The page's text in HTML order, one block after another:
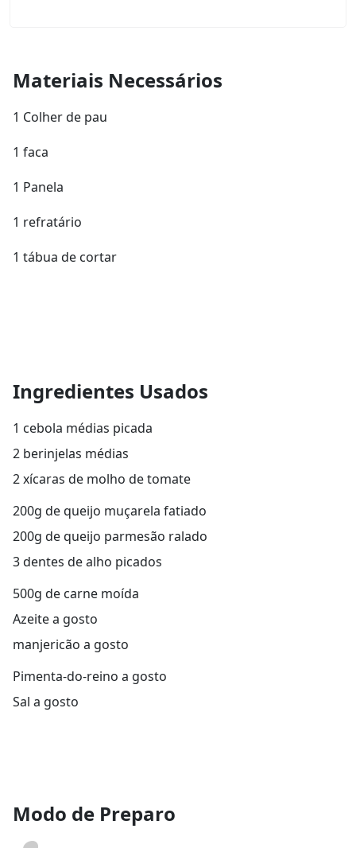
Materiais Necessários
1 Colher de pau
1 faca
1 Panela
1 refratário
1 tábua de cortar
Ingredientes Usados
1 cebola médias picada
2 berinjelas médias
2 xícaras de molho de tomate
200g de queijo muçarela fatiado
200g de queijo parmesão ralado
3 dentes de alho picados
500g de carne moída
Azeite a gosto
manjericão a gosto
Pimenta-do-reino a gosto
Sal a gosto
Modo de Preparo